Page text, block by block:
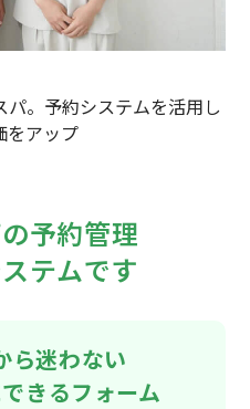
。予約システムを活用し
をアップ
予約管理
テムです
ら迷わない
きるフォーム